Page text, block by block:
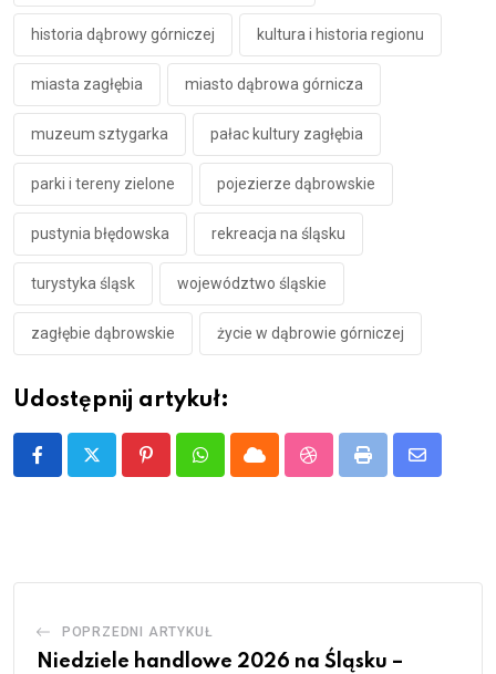
historia dąbrowy górniczej kultura i historia regionu
miasta zagłębia miasto dąbrowa górnicza
muzeum sztygarka pałac kultury zagłębia
parki i tereny zielone pojezierze dąbrowskie
pustynia błędowska rekreacja na śląsku
turystyka śląsk województwo śląskie
zagłębie dąbrowskie życie w dąbrowie górniczej
Udostępnij artykuł:
PinterestWhatsappCloud StumbleUpon
Print
Share
POPRZEDNI ARTYKUŁ
Niedziele handlowe 2026 na Śląsku –